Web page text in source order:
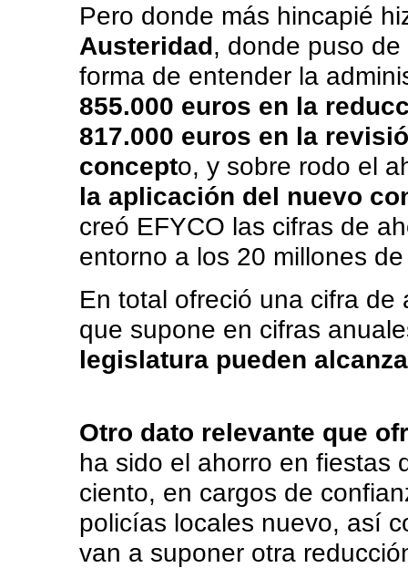
Pero donde más hincapié
Austeridad, donde puso
forma de entender la
855.000 euros en la
817.000 euros en la
concepto, y sobre rodo el
la aplicación del nuevo
creó EFYCO las cifras de
entorno a los 20 millones
En total ofreció una cifra
que supone en cifras
legislatura pueden
Otro dato relevante que
ha sido el ahorro en fiestas
ciento, en cargos de
policías locales nuevo, así
van a suponer otra